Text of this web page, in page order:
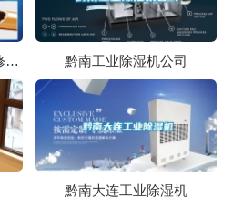
龙猫板材提醒你，雨季装修应特别注意防潮 黔南工业除湿机公司
黔南大连工业除湿机